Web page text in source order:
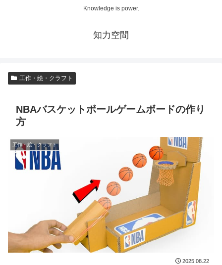
Knowledge is power.
知力空間
工作・絵・クラフト
NBAバスケットボールゲームボードの作り
方
工作・絵・クラフト
2025.08.22